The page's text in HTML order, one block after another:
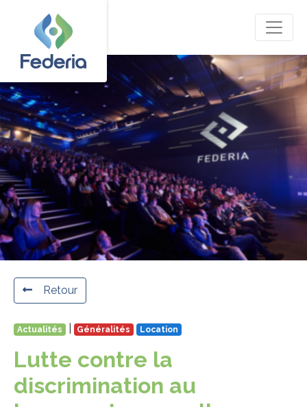
Retour
Actualités | Généralités Location
Lutte contre la
discrimination au